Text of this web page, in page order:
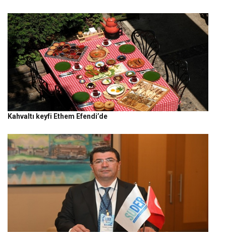
Kahvaltı keyfi Ethem Efendi’de